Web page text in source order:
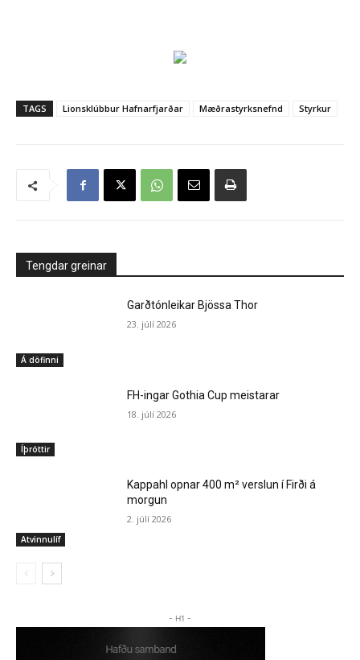
TAGS Lionsklúbbur Hafnarfjarðar Mæðrastyrksnefnd Styrkur
Tengdar greinar
Á döfinni
Garðtónleikar Bjössa Thor
23. júlí 2026
Íþróttir
FH-ingar Gothia Cup meistarar
18. júlí 2026
Atvinnulíf
Kappahl opnar 400 m² verslun í Firði á
morgun
2. júlí 2026
- H1 -